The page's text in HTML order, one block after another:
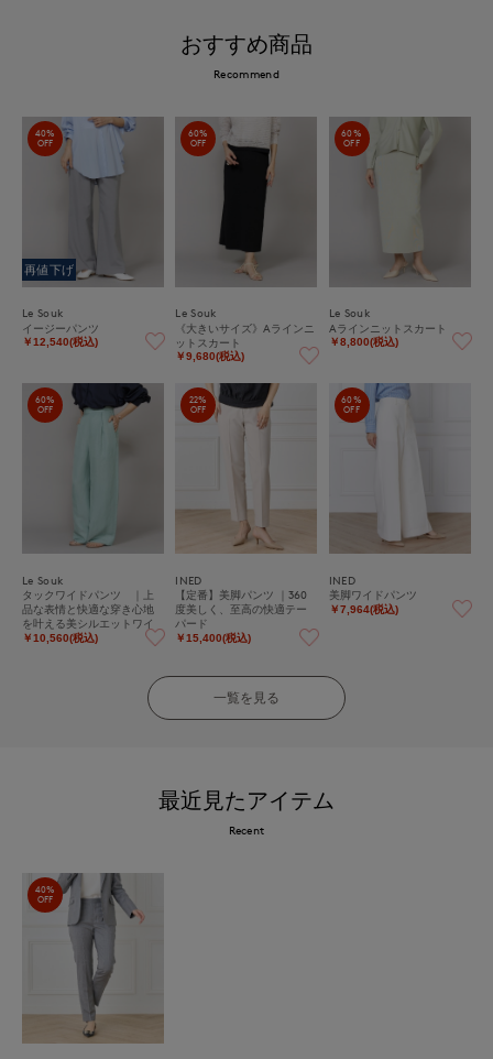
おすすめ商品
Recommend
40%
OFF
再値下げ
Le Souk
イージーパンツ
￥12,540(税込)
60%
OFF
Le Souk
《大きいサイズ》Aラインニ
ットスカート
￥9,680(税込)
60%
OFF
Le Souk
Aラインニットスカート
￥8,800(税込)
60%
OFF
Le Souk
タックワイドパンツ ｜上
品な表情と快適な穿き心地
を叶える美シルエットワイ
ドパンツ
￥10,560(税込)
22%
OFF
INED
【定番】美脚パンツ ｜360
度美しく、至高の快適テー
パード
￥15,400(税込)
60%
OFF
INED
美脚ワイドパンツ
￥7,964(税込)
一覧を見る
最近見たアイテム
Recent
40%
OFF